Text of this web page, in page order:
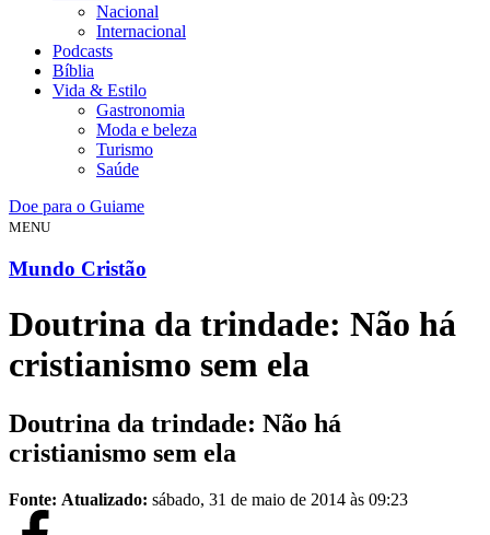
Nacional
Internacional
Podcasts
Bíblia
Vida & Estilo
Gastronomia
Moda e beleza
Turismo
Saúde
Doe para o Guiame
MENU
Mundo Cristão
Doutrina da trindade: Não há
cristianismo sem ela
Doutrina da trindade: Não há
cristianismo sem ela
Fonte: Atualizado: sábado, 31 de maio de 2014 às 09:23